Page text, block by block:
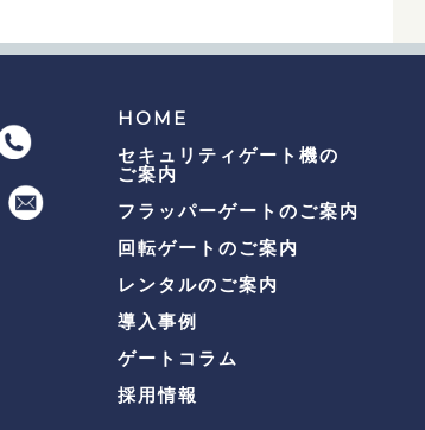
HOME
セキュリティゲート機の
ご案内
フラッパーゲートのご案内
回転ゲートのご案内
レンタルのご案内
導入事例
ゲートコラム
採用情報